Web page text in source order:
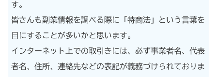
す。
皆さんも副業情報を調べる際に「特商法」という言葉を
目にすることが多いかと思います。
インターネット上での取引きには、必ず事業者名、代表
者名、住所、連絡先などの表記が義務づけられておりま